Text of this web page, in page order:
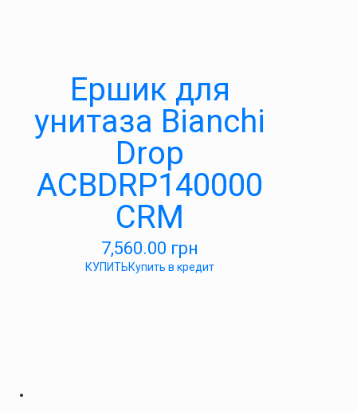
Ершик для
унитаза Bianchi
Drop
ACBDRP140000
CRM
7,560.00 грн
КУПИТЬКупить в кредит